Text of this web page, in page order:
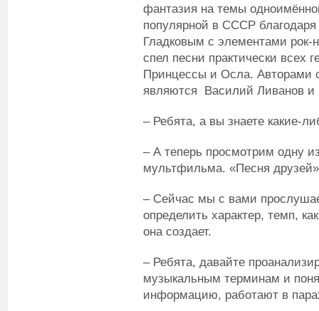
фантазия на темы
популярной в СССР
Гладковым с элементами
спел песни практически всех
Принцессы и Осла. Авторами
являются Василий Ливанов
– Ребята, а вы знаете какие-
– А теперь просмотрим одну
мультфильма. «Песня друзей»
– Сейчас мы с вами
определить характер, темп,
она создает.
– Ребята, давайте
музыкальным терминам и
информацию, работают в